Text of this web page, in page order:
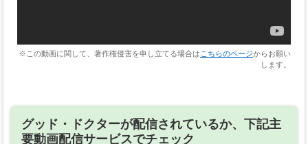
※この動画に関して、著作権侵害を申し立てる場合は こちらのページからお願い
します。
グッド・ドクターが配信されているか、下記主
要動画配信サービスでチェック